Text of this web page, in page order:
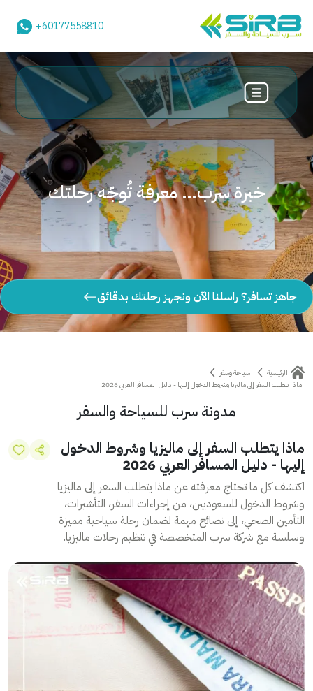
+60177558810
خبرة سرب… معرفة تُوجّه رحلتك
جاهز تسافر؟ راسلنا الآن ونجهز رحلتك بدقائق
الرئيسية
سياحة وسفر
ماذا يتطلب السفر إلى ماليزيا وشروط الدخول إليها - دليل المسافر العربي 2026
مدونة سرب للسياحة والسفر
ماذا يتطلب السفر إلى ماليزيا وشروط الدخول
إليها - دليل المسافر العربي 2026
اكتشف كل ما تحتاج معرفته عن ماذا يتطلب السفر إلى ماليزيا
وشروط الدخول للسعوديين، من إجراءات السفر، التأشيرات،
التأمين الصحي، إلى نصائح مهمة لضمان رحلة سياحية مميزة
وسلسة مع شركة سرب المتخصصة في تنظيم رحلات ماليزيا.